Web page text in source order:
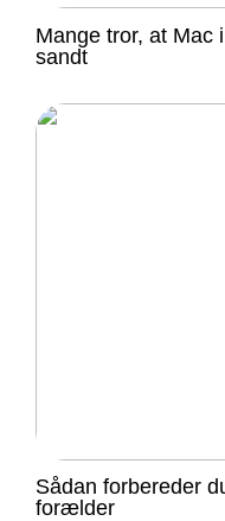
Mange tror, at Mac
sandt
Sådan forbereder
forælder